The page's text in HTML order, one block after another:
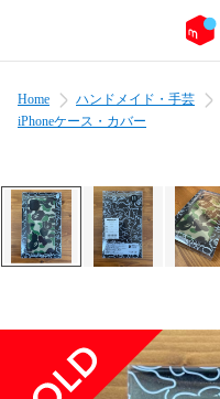
Home ハンドメイド・手芸
iPhoneケース・カバー